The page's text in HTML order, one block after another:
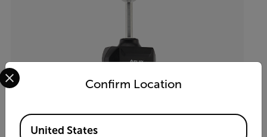
Confirm Location
Select your preferred country and language from the
Available Locations
United States